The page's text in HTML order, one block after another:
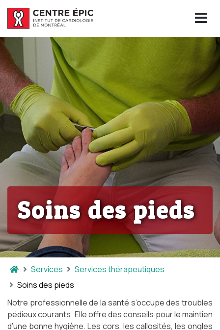
Soins des pieds
Services
Services thérapeutiques
Soins des pieds
Notre professionnelle de la santé s’occupe des troubles
pédieux courants. Elle offre des conseils pour le maintien
d’une bonne hygiène. Les cors, les callosités, les ongles